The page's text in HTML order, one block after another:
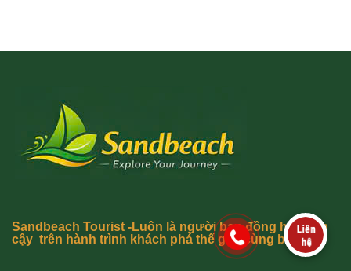
Sandbeach Tourist -Luôn là người bạn đồng hành tin
cậy trên hành trình khách phá thế giới cùng bạn.